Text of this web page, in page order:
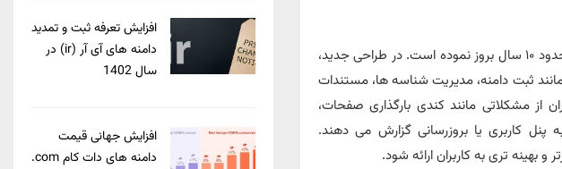
سایت NIC.IR اخیرا قالب و رابط کاربری خود را پس از گذشت حدود ۱۰ سال بروز نموده است. در طراحی جدید،
ثبت دامنه، مدیریت شناسه‌ ها، مستندات
از مشکلاتی مانند کندی بارگذاری صفحات،
کاربری یا بروزرسانی گزارش می دهند.
و بهینه‌ تری به کاربران ارائه شود.
افزایش تعرفه ثبت و تمدید
دامنه های آی آر (ir) در
سال 1402
افزایش جهانی قیمت
دامنه های دات کام com.